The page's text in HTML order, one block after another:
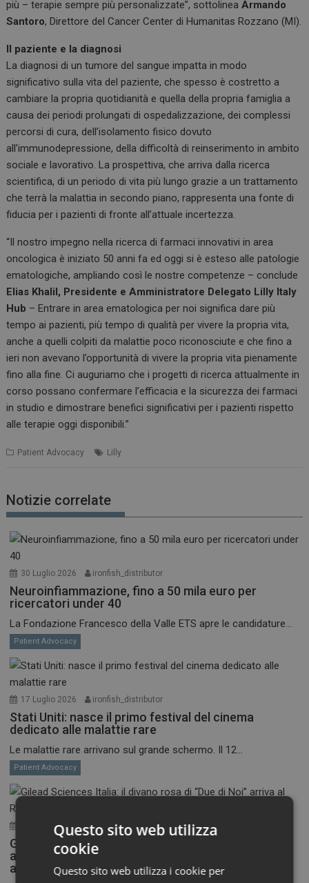
più – terapie sempre più personalizzate”, sottolineaArmando
Santoro, Direttore del Cancer Center di Humanitas Rozzano (MI).
Il paziente e la diagnosi
La diagnosi di un tumore del sangue impatta in modo
significativo sulla vita del paziente, che spesso è costretto a
cambiare la propria quotidianità e quella della propria famiglia a
causa dei periodi prolungati di ospedalizzazione, dei complessi
percorsi di cura, dell’isolamento fisico dovuto
all’immunodepressione, della difficoltà di reinserimento in ambito
sociale e lavorativo. La prospettiva, che arriva dalla ricerca
scientifica, di un periodo di vita più lungo grazie a un trattamento
che terrà la malattia in secondo piano, rappresenta una fonte di
fiducia per i pazienti di fronte all’attuale incertezza.
“Il nostro impegno nella ricerca di farmaci innovativi in area
oncologica è iniziato 50 anni fa ed oggi si è esteso alle patologie
ematologiche, ampliando così le nostre competenze – conclude
Elias Khalil, Presidente e Amministratore Delegato Lilly Italy
Hub – Entrare in area ematologica per noi significa dare più
tempo ai pazienti, più tempo di qualità per vivere la propria vita,
anche a quelli colpiti da malattie poco riconosciute e che fino a
ieri non avevano l’opportunità di vivere la propria vita pienamente
fino alla fine. Ci auguriamo che i progetti di ricerca attualmente in
corso possano confermare l’efficacia e la sicurezza dei farmaci
in studio e dimostrare benefici significativi per i pazienti rispetto
alle terapie oggi disponibili.”
Patient Advocacy Lilly
Notizie correlate
30 Luglio 2026 ironfish_distributor
Neuroinfiammazione, fino a 50 mila euro per
ricercatori under 40
La Fondazione Francesco della Valle ETS apre le candidature...
Patient Advocacy
17 Luglio 2026 ironfish_distributor
Stati Uniti: nasce il primo festival del cinema
dedicato alle malattie rare
Le malattie rare arrivano sul grande schermo. Il 12...
Patient Advocacy
7 Luglio 2026 ironfish_distributor
Gilead Sciences Italia: il divano rosa di “Due di Noi”
arriva al Roma Summer Fest per parlare di tumore
al seno metastatico
Questo sito web utilizza
cookie
Questo sito web utilizza i cookie per